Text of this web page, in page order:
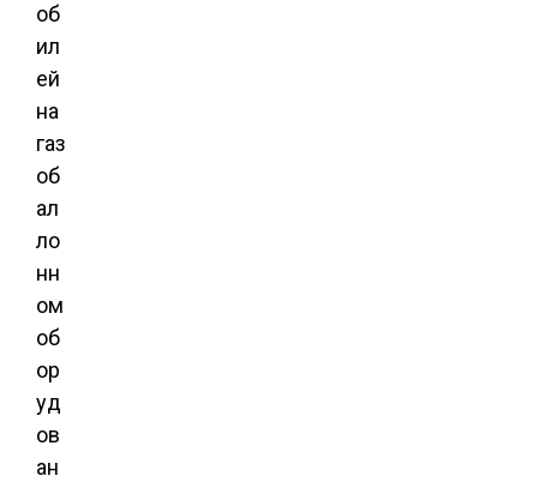
об
ил
ей
на
газ
об
ал
ло
нн
ом
об
ор
уд
ов
ан